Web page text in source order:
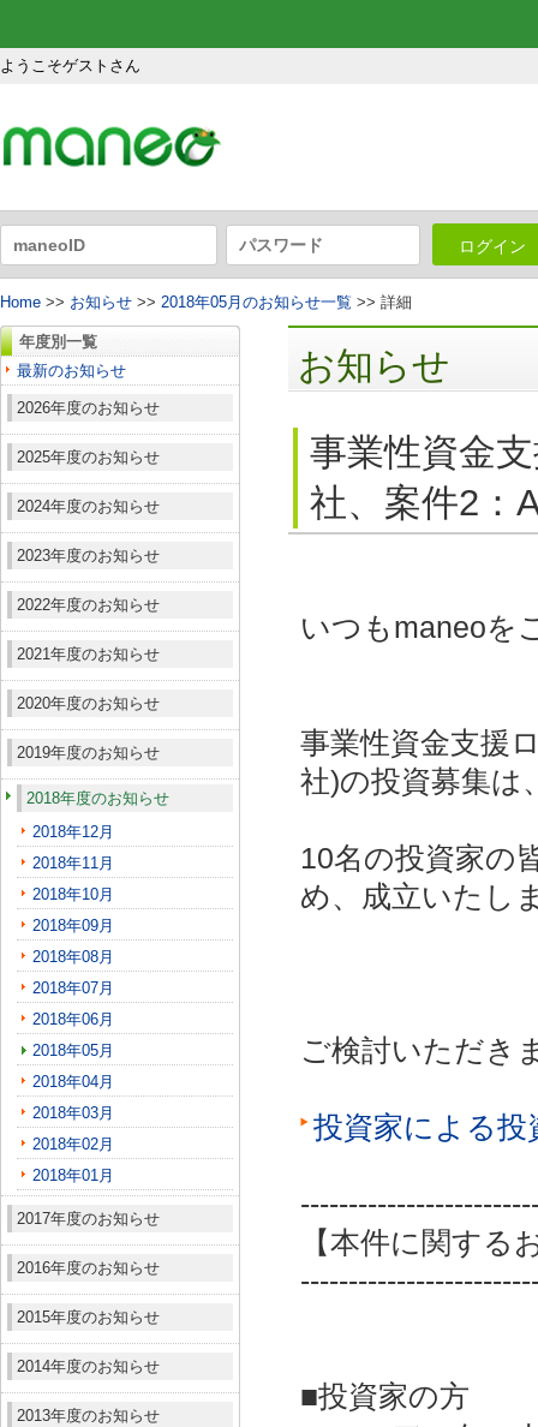
ようこそゲストさん
ログイン
Home >> お知らせ >> 2018年05月のお知らせ一覧 >> 詳細
年度別一覧
最新のお知らせ
2026年度のお知らせ
2025年度のお知らせ
2024年度のお知らせ
2023年度のお知らせ
2022年度のお知らせ
2021年度のお知らせ
2020年度のお知らせ
2019年度のお知らせ
2018年度のお知らせ
2018年12月
2018年11月
2018年10月
2018年09月
2018年08月
2018年07月
2018年06月
2018年05月
2018年04月
2018年03月
2018年02月
2018年01月
2017年度のお知らせ
2016年度のお知らせ
2015年度のお知らせ
2014年度のお知らせ
2013年度のお知らせ
お知らせ
事業性資金
社、案件2：
いつもmaneoを
事業性資金支援
社)の投資募集は
10名の投資家の
め、成立いたし
ご検討いただき
投資家による
【本件に関する
■投資家の方